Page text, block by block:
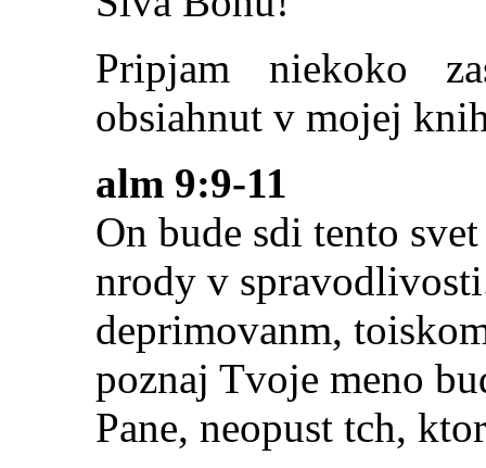
Pripjam niekoko
obsiahnut v mojej
alm 9:9-11
On bude sdi tento
nrody v
deprimovanm,
poznaj Tvoje meno
Pane, neopust tch,